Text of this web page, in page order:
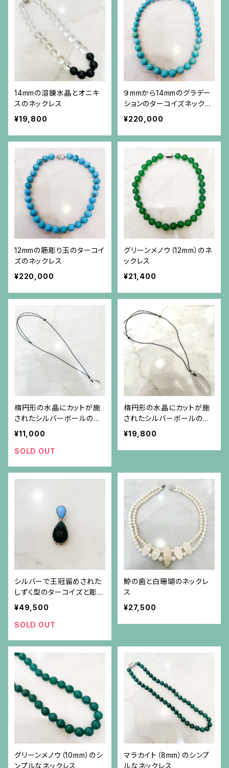
14mmの溶錬水晶とオニキ
スのネックレス
¥19,800
９mmから14mmのグラデー
ションのターコイズネックレ
ス
¥220,000
12mmの筋彫り玉のターコイ
ズのネックレス
¥220,000
グリーンメノウ（12mm）のネ
ックレス
¥21,400
楕円形の水晶にカットが施
されたシルバーボールの黒
紐のネックレス
¥11,000
SOLD OUT
楕円形の水晶にカットが施
されたシルバーボールの黒
紐のネックレス(大）
¥19,800
シルバーで王冠留めされた
しずく型のターコイズと彫り
入りエメラルド（10.83ct）の
ペンダント（チェーン別）
¥49,500
SOLD OUT
鯨の歯と白珊瑚のネックレ
ス
¥27,500
グリーンメノウ（10mm）のシ
ンプルなネックレス
マラカイト（8mm）のシンプ
ルなネックレス